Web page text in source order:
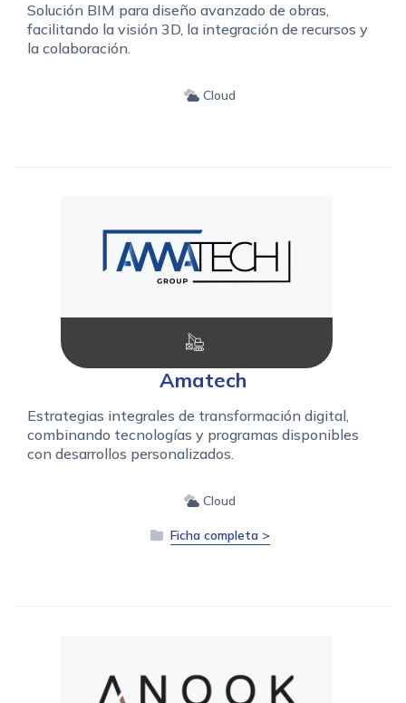
Solución BIM para diseño avanzado de obras,
facilitando la visión 3D, la integración de recursos y
la colaboración.
Cloud
Amatech
Estrategias integrales de transformación digital,
combinando tecnologías y programas disponibles
con desarrollos personalizados.
Cloud
Ficha completa >